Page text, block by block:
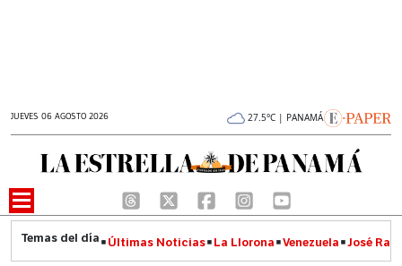
JUEVES 06 AGOSTO 2026 27.5°C | PANAMÁ
Últimas Noticias La Llorona Venezuela José